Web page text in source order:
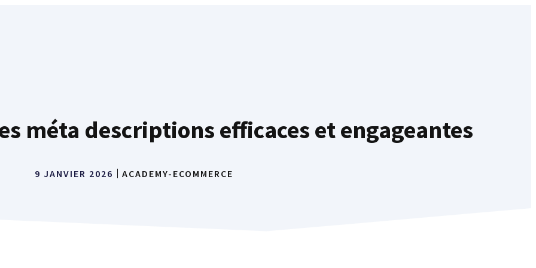
méta descriptions efficaces et engageantes
9 JANVIER 2026 ACADEMY-ECOMMERCE